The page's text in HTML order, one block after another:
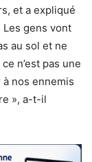
et a expliqué
gens vont
au sol et ne
n’est pas une
à nos ennemis
», a-t-il